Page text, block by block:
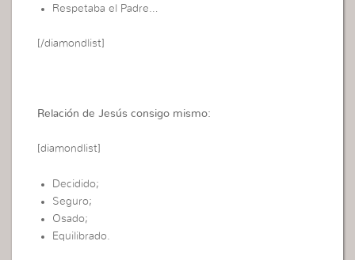
Respetaba el Padre…
[/diamondlist]
Relación de Jesús consigo mismo:
[diamondlist]
Decidido;
Seguro;
Osado;
Equilibrado.